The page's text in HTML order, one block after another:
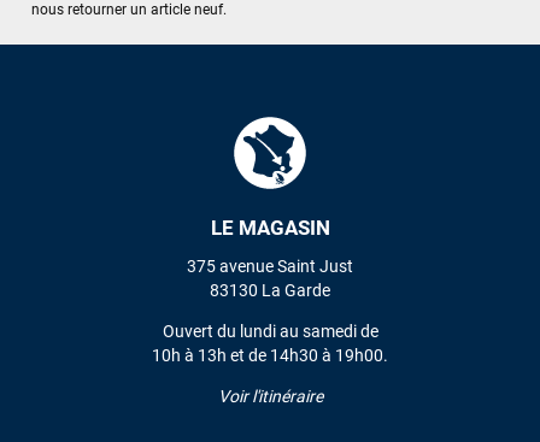
nous retourner un article neuf.
LE MAGASIN
375 avenue Saint Just
83130 La Garde
Ouvert du lundi au samedi de
10h à 13h et de 14h30 à 19h00.
Voir l'itinéraire